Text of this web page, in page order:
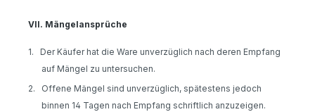
VII. Mängelansprüche
1.
Der Käufer hat die Ware unverzüglich nach deren Empfang
auf Mängel zu untersuchen.
2.
Offene Mängel sind unverzüglich, spätestens jedoch
binnen 14 Tagen nach Empfang schriftlich anzuzeigen.